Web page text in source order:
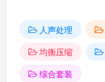
人声处理
均衡压缩
综合套装